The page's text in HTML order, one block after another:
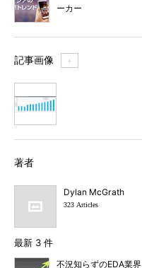
ーカー
記事画像 ＋
著者
Dylan McGrath
323 Articles
最新 3 件
不況知らずのEDA業